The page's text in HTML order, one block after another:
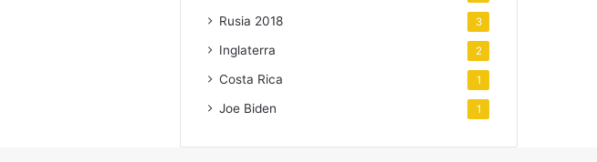
Rusia 2018 3
Inglaterra 2
Costa Rica 1
Joe Biden 1